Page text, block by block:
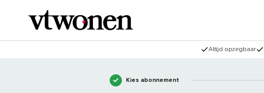
Altijd opzegbaar
Kies abonnement